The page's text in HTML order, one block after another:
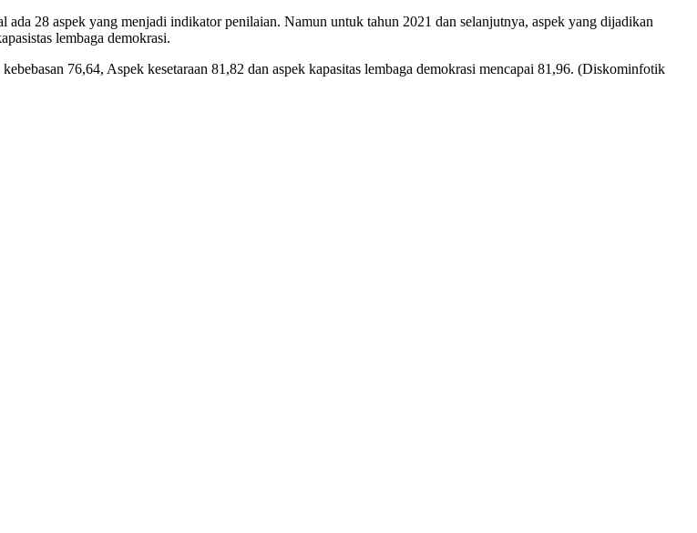
28 aspek yang menjadi indikator penilaian. Namun untuk tahun 2021 dan selanjutnya, aspek yang dijadikan
lembaga demokrasi.
76,64, Aspek kesetaraan 81,82 dan aspek kapasitas lembaga demokrasi mencapai 81,96. (Diskominfotik